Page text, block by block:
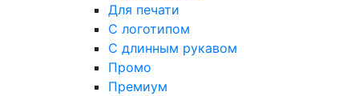
Для печати
С логотипом
С длинным рукавом
Промо
Премиум